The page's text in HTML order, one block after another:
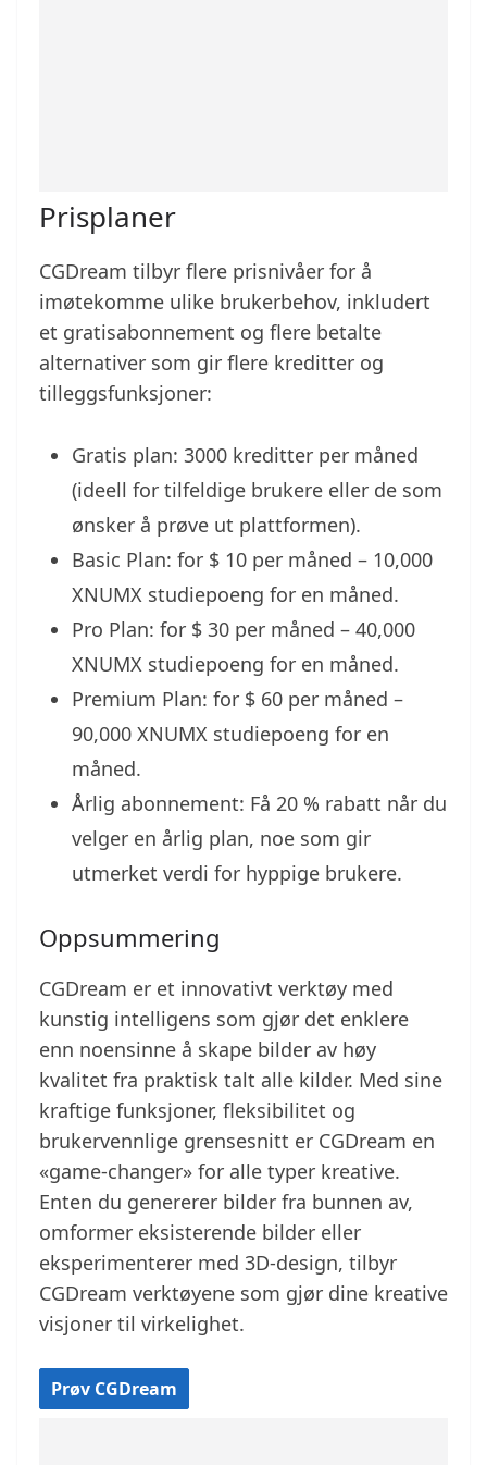
Prisplaner
CGDream tilbyr flere prisnivåer for å
imøtekomme ulike brukerbehov, inkludert
et gratisabonnement og flere betalte
alternativer som gir flere kreditter og
tilleggsfunksjoner:
Gratis plan: 3000 kreditter per måned
(ideell for tilfeldige brukere eller de som
ønsker å prøve ut plattformen).
Basic Plan: for $ 10 per måned – 10,000
XNUMX studiepoeng for en måned.
Pro Plan: for $ 30 per måned – 40,000
XNUMX studiepoeng for en måned.
Premium Plan: for $ 60 per måned –
90,000 XNUMX studiepoeng for en
måned.
Årlig abonnement: Få 20 % rabatt når du
velger en årlig plan, noe som gir
utmerket verdi for hyppige brukere.
Oppsummering
CGDream er et innovativt verktøy med
kunstig intelligens som gjør det enklere
enn noensinne å skape bilder av høy
kvalitet fra praktisk talt alle kilder. Med sine
kraftige funksjoner, fleksibilitet og
brukervennlige grensesnitt er CGDream en
«game-changer» for alle typer kreative.
Enten du genererer bilder fra bunnen av,
omformer eksisterende bilder eller
eksperimenterer med 3D-design, tilbyr
CGDream verktøyene som gjør dine kreative
visjoner til virkelighet.
Prøv CGDream